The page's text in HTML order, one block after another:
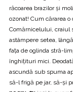
răcoarea brazilor și
ozonat! Cum cărarea
Comărnicelului, craiul
astâmpere setea,
fața de oglinda stră-
înghițituri mici.
ascundă sub spuma
să-l frigă pe jar, să-şi